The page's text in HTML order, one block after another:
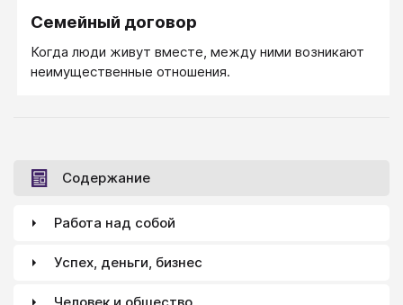
должны настаивать на каком-либо одном деле.
что вы предлагаете ему дело, которое не желаете
выполнять сами. Ребенок должен понять, что он
Семейный договор
Когда люди живут вместе, между ними возникают
неимущественные отношения.
Содержание
Работа над собой
Успех, деньги, бизнес